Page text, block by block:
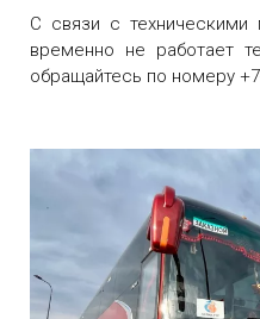
С связи с
временно не работает
обращайтесь по номеру